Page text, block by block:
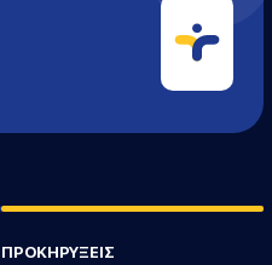
ΠΡΟΚΗΡΥΞΕΙΣ